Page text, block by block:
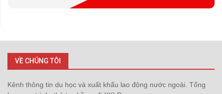
VỀ CHÚNG TÔI
Kênh thông tin du học và xuất khẩu lao động nước ngoài. Tổng